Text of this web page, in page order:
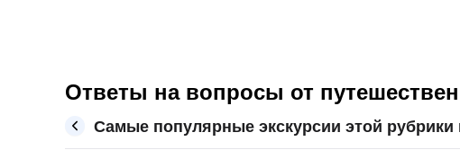
Ответы на вопросы от
Самые популярные экскурсии этой